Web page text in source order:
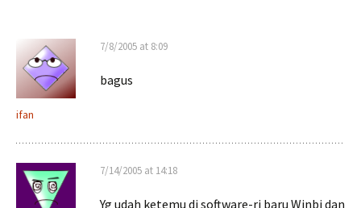
ifan
7/8/2005 at 8:09
bagus
7/14/2005 at 14:18
Yg udah ketemu di software-ri baru Winbi dan